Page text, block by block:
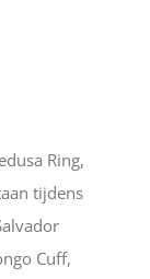
Ring,
tijdens
Cuff,